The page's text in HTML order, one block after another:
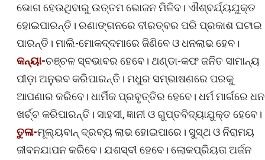
ଭୋଗ ହେଉଥିବାରୁ ଉତ୍ତମ ଭୋଜନ ମିଳିବ। ଐଶ୍ବର୍ଯ୍ୟଯୁକ୍ତ
ହୋଇପାରନ୍ତି। ରଣାଙ୍ଗନରେ ବୀରତ୍ବର ପରି ପ୍ରକାଶ ଘଟାଇ
ପାରନ୍ତି। ମାଲି-ମୋକଦ୍ଦମାରେ ଜିଣିବେ ଓ ଧନଲାଭ ହେବ।
କନ୍ୟା-ଚଞ୍ଚଳ ସ୍ବଭାବର ହେବେ। ଥଣ୍ଡା-କଫ ଜନିତ ସାମାନ୍ୟ
ପୀଡ଼ା ଅନୁଭବ କରିପାରନ୍ତି। ମଧୁର ସମ୍ଭାଷଣରେ ପରକୁ
ଆପଣାର କରିବେ। ଧାର୍ମିକ ପ୍ରବୃତ୍ତିର ହେବେ। ଧର୍ମ ମାର୍ଗରେ ଧନ
ଖର୍ଚ୍ଚ କରିପାରନ୍ତି। ସାହସୀ, ଜ୍ଞାନୀ ଓ ଗୁପ୍ତବିଦ୍ୟାଯୁକ୍ତ ହେବେ।
ତୁଳା-ମୂଲ୍ୟବାନ୍ ଦ୍ରବ୍ୟ ଲାଭ ହୋଇପାରେ। ସୁସ୍ଥ ଓ ନିରାମୟ
ଜୀବନଯାପନ କରିବେ। ଯଶସ୍ବୀ ହେବେ। ଲୋକପ୍ରିୟତା ଅର୍ଜନ